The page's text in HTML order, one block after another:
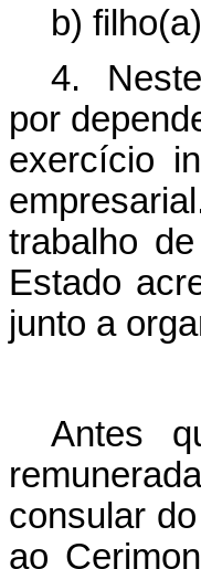
b)
4. Neste
por
exercício
trabalho
Estado
junto a
Antes
consular
ao